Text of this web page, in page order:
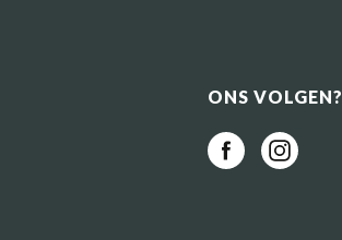
ONS VOLGEN?